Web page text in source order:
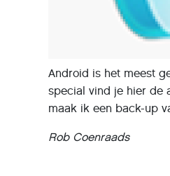
Android is het meest
special vind je hier de
maak ik een back-up
Rob Coenraads